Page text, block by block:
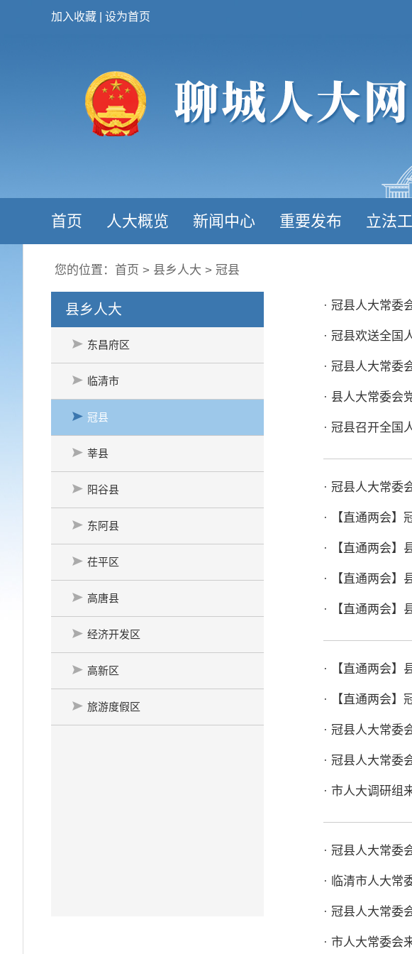
加入收藏 设为首页
首页 人大概览 新闻中心 重要发布 立法
您的位置： 首页 > 县乡人大 > 冠县
县乡人大
东昌府区
临清市
冠县
莘县
阳谷县
东阿县
茌平区
高唐县
经济开发区
高新区
旅游度假区
· 冠县人大常委
· 冠县欢送全国
· 冠县人大常委
· 县人大常委会
· 冠县召开全国
· 冠县人大常委
· 【直通两会】
· 【直通两会】
· 【直通两会】
· 【直通两会】
· 【直通两会】
· 【直通两会】
· 冠县人大常委
· 冠县人大常委
· 市人大调研组
· 冠县人大常委
· 临清市人大常
· 冠县人大常委
· 市人大常委会